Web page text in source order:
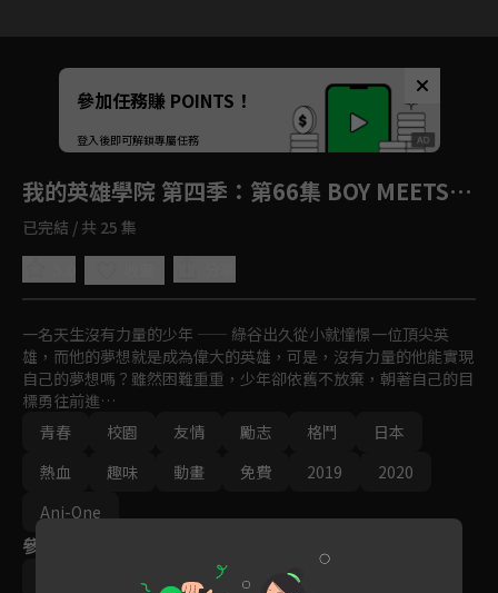
Unmute
如有不便請見諒
參加任務賺 POINTS！
登入後即可解鎖專屬任務
我的英雄學院 第四季 ：第66集 BOY MEETS…
已完結 / 共 25 集
一名天生沒有力量的少年 —— 綠谷出久從小就憧憬一位頂尖英
雄，而他的夢想就是成為偉大的英雄，可是，沒有力量的他能實現
自己的夢想嗎？雖然困難重重，少年卻依舊不放棄，朝著自己的目
標勇往前進…
青春
校園 友情 勵志 格鬥
日本
熱血
趣味 動畫 免費 2019
2020
Ani-One
參與演員